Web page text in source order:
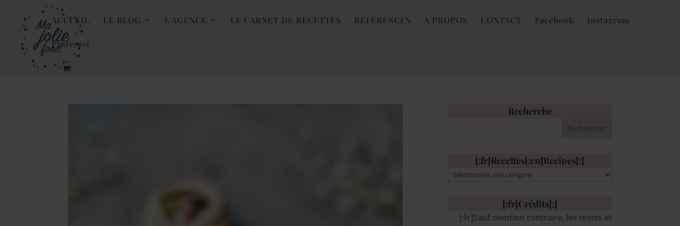
ACCUEIL LE BLOG L’AGENCE LE CARNET DE RECETTES RÉFÉRENCES A PROPOS CONTACT Facebook Instagram
Pinterest
Recherche
[:fr]Recettes[:en]Recipes[:]
[:fr]Recettes[:en]Recipes[:]
[:fr]Crédits[:]
[:fr]Sauf mention contraire, les textes et